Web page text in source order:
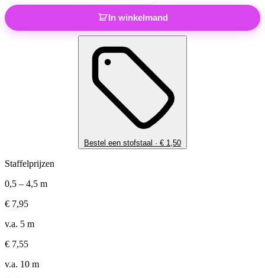
In winkelmand
Bestel een stofstaal · € 1,50
Staffelprijzen
0,5 – 4,5 m
€ 7,95
v.a. 5 m
€ 7,55
v.a. 10 m